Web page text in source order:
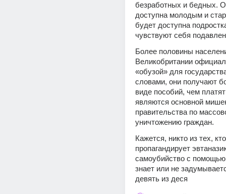
безработных и бедных.
доступна молодым и
будет доступна
чувствуют себя
Более половины
Великобритании
«обузой» для
словами, они получают
виде пособий, чем
являются основной
правительства по
уничтожению граждан.
Кажется, никто из тех, кто
пропагандирует
самоубийство с
знает или не
девять из деся